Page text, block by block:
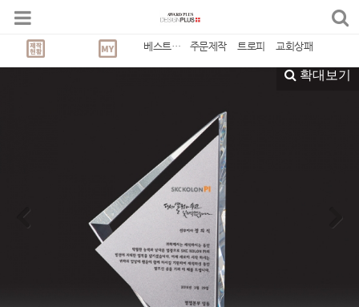
베스트상품 주문제작 트로피 교회상패
베스트상품